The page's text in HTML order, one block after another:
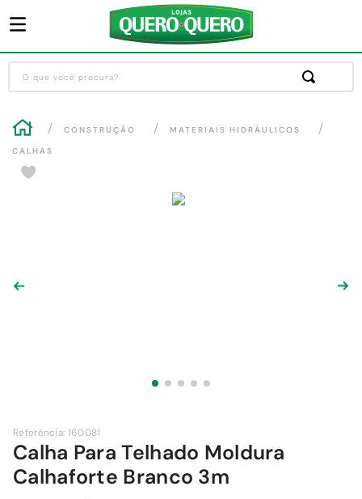
O que você procura?
CONSTRUÇÃO
MATERIAIS HIDRÁULICOS
CALHAS
Referência: 160081
Calha Para Telhado Moldura
Calhaforte Branco 3m
1º
guarda roupa
º cozinha completa
6